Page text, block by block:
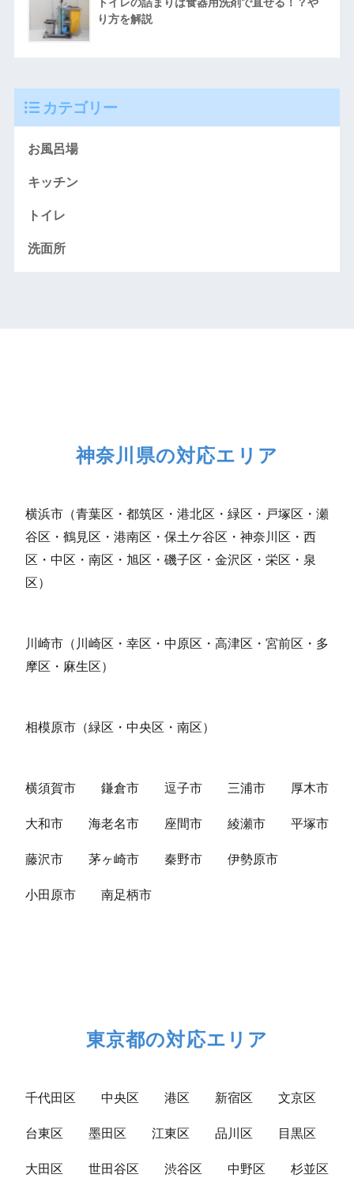
り方を解説
カテゴリー
お風呂場
キッチン
トイレ
洗面所
神奈川県の対応エリア
横浜市（青葉区・都筑区・港北区・緑区・戸塚区・瀬
谷区・鶴見区・港南区・保土ケ谷区・神奈川区・西
区・中区・南区・旭区・磯子区・金沢区・栄区・泉
区）
川崎市（川崎区・幸区・中原区・高津区・宮前区・多
摩区・麻生区）
相模原市（緑区・中央区・南区）
横須賀市 鎌倉市 逗子市 三浦市 厚木市
大和市 海老名市 座間市 綾瀬市 平塚市
藤沢市 茅ヶ崎市 秦野市 伊勢原市
小田原市 南足柄市
東京都の対応エリア
千代田区 中央区 港区 新宿区 文京区
台東区 墨田区 江東区 品川区 目黒区
大田区 世田谷区 渋谷区 中野区 杉並区